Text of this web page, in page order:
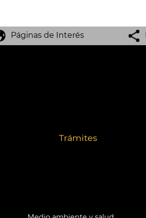
Páginas de Interés
Trámites